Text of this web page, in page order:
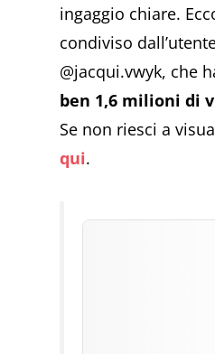
ingaggio chiare.
condiviso
@jacqui.vwyk, che
ben 1,6 milioni di
Se non riesci a
qui.